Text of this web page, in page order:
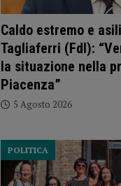
Caldo estremo e
Tagliaferri (FdI):
la situazione nella
Piacenza”
5 Agosto 2026
POLITICA